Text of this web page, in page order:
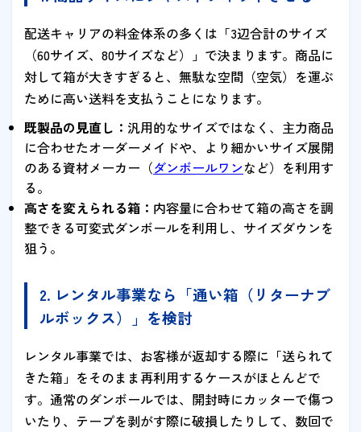
配送キャリアの料金体系の多くは「3辺合計のサイズ
（60サイズ、80サイズなど）」で決まります。商品に
対して箱が大きすぎると、無駄な空間（空気）を運ぶ
ために高い送料を支払うことになります。
既製品の見直し： 汎用的なサイズではなく、主力商品
に合わせたオーダーメイドや、より細かいサイズ展開
のある資材メーカー（ダンボールワンなど）を利用す
る。
高さを変えられる箱： 内容量に合わせて箱の高さを調
整できる可変式ダンボールを利用し、サイズダウンを
狙う。
2. レンタル事業なら「通い箱（リターナブ
ルボックス）」を検討
レンタル事業では、お客様が返却する際に「送られて
きた箱」をそのまま再利用するケースがほとんどで
す。通常のダンボールでは、開封時にカッターで傷つ
いたり、テープを剥がす際に破損したりして、数回で